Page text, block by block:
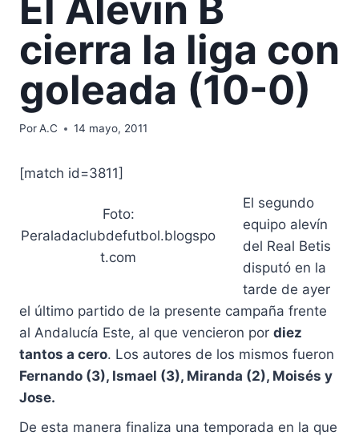
cierra la liga con
goleada (10-0)
PorA.C 14 mayo, 2011
[match id=3811]
Foto:
Peraladaclubdefutbol.blogspo
t.com
El segundo
equipo alevín
del Real Betis
disputó en la
tarde de ayer
el último partido de la presente campaña frente
al Andalucía Este, al que vencieron por diez
tantos a cero. Los autores de los mismos fueron
Fernando (3), Ismael (3), Miranda (2), Moisés y
Jose.
De esta manera finaliza una temporada en la que